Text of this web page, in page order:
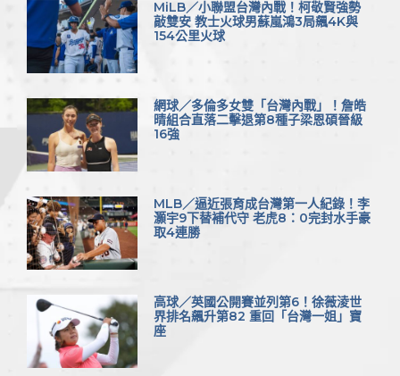
MiLB／小聯盟台灣內戰！柯敬賢強勢
敲雙安 教士火球男蘇嵐鴻3局飆4K與
154公里火球
網球／多倫多女雙「台灣內戰」！詹皓
晴組合直落二擊退第8種子梁恩碩晉級
16強
MLB／逼近張育成台灣第一人紀錄！李
灝宇9下替補代守 老虎8：0完封水手豪
取4連勝
高球／英國公開賽並列第6！徐薇淩世
界排名飆升第82 重回「台灣一姐」寶
座